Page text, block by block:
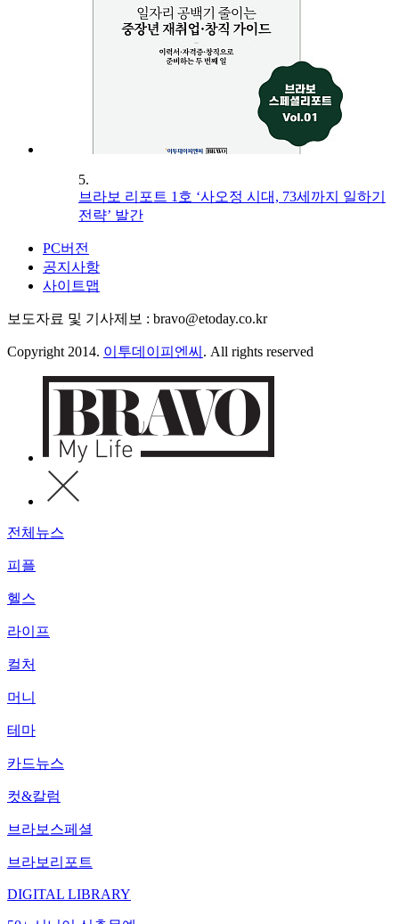
5.
브라보 리포트 1호 ‘사오정 시대, 73세까지 일하기
전략’ 발간
PC버전
공지사항
사이트맵
보도자료 및 기사제보 : bravo@etoday.co.kr
Copyright 2014. 이투데이피엔씨 . All rights reserved
전체뉴스
피플
헬스
라이프
컬처
머니
테마
카드뉴스
컷&칼럼
브라보스페셜
브라보리포트
DIGITAL LIBRARY